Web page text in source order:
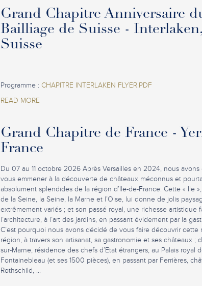
Grand Chapitre Anniversaire
Bailliage de Suisse - Interlaken,
Suisse
Programme : CHAPITRE INTERLAKEN FLYER.PDF
READ MORE
Grand Chapitre de France -
France
Du 07 au 11 octobre 2026 Après Versailles en 2024, nous avons
vous emmener à la découverte de châteaux méconnus et
absolument splendides de la région d’Ile-de-France. Cette « Ile
de la Seine, la Seine, la Marne et l’Oise, lui donne de jolis
extrêmement variés ; et son passé royal, une richesse artistique
l’architecture, à l’art des jardins, en passant évidement par la
C’est pourquoi nous avons décidé de vous faire découvrir cette
région, à travers son artisanat, sa gastronomie et ses châteaux ;
sur-Marne, résidence des chefs d’Etat étrangers, au Palais royal
Fontainebleau (et ses 1500 pièces), en passant par Ferrières,
Rothschild, ...